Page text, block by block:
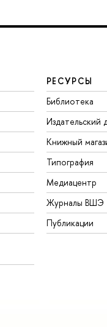
РЕСУРСЫ
Библиотека
Книжный
Типография
Медиацентр
Журналы ВШЭ
Публикации